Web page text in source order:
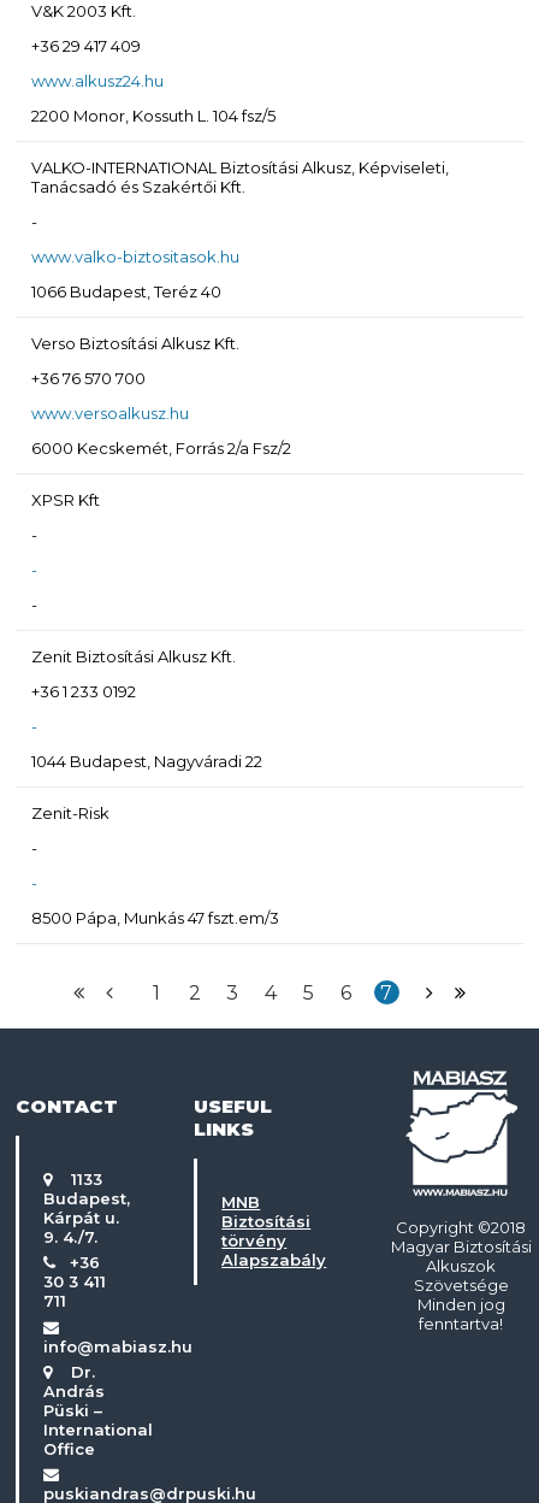
V&K 2003 Kft.
+36 29 417 409
www.alkusz24.hu
2200 Monor, Kossuth L. 104 fsz/5
VALKO-INTERNATIONAL Biztosítási Alkusz, Képviseleti,
Tanácsadó és Szakértői Kft.
-
www.valko-biztositasok.hu
1066 Budapest, Teréz 40
Verso Biztosítási Alkusz Kft.
+36 76 570 700
www.versoalkusz.hu
6000 Kecskemét, Forrás 2/a Fsz/2
XPSR Kft
-
-
-
Zenit Biztosítási Alkusz Kft.
+36 1 233 0192
-
1044 Budapest, Nagyváradi 22
Zenit-Risk
-
-
8500 Pápa, Munkás 47 fszt.em/3
1 2 3 4 5 6 7
CONTACT
1133
Budapest,
Kárpát u.
9. 4./7.
+36
30 3 411
711
info@mabiasz.hu
Dr.
András
Püski –
International
Office
puskiandras@drpuski.hu
USEFUL
LINKS
MNB
Biztosítási
törvény
Alapszabály
Copyright ©2018
Magyar Biztosítási
Alkuszok
Szövetsége
Minden jog
fenntartva!